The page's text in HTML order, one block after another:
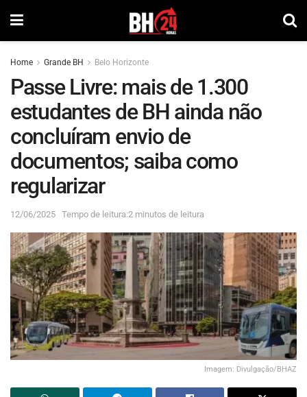
Home Grande BH Belo Horizonte
Passe Livre: mais de 1.300
estudantes de BH ainda não
concluíram envio de
documentos; saiba como
regularizar
12/06/2025 Tempo de leitura:2 minutos de leitura
Imagem: Divulgação/BHAZ